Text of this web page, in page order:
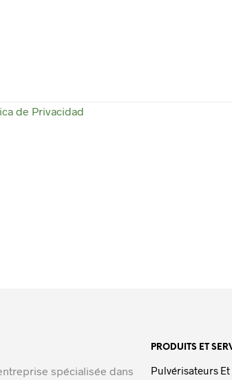
de Privacidad
spécialisée dans
PRODUITS ET
Pulvérisateurs